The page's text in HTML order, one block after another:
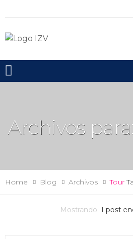
Toggle mobile
Archivos
Home Blog Archivos Tour
Mostrando: 1 post